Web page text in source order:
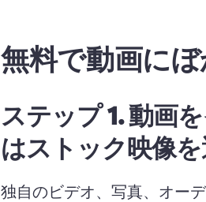
無料で動画に
ステップ 1.動画
はストック映像
独自のビデオ、写真、オー